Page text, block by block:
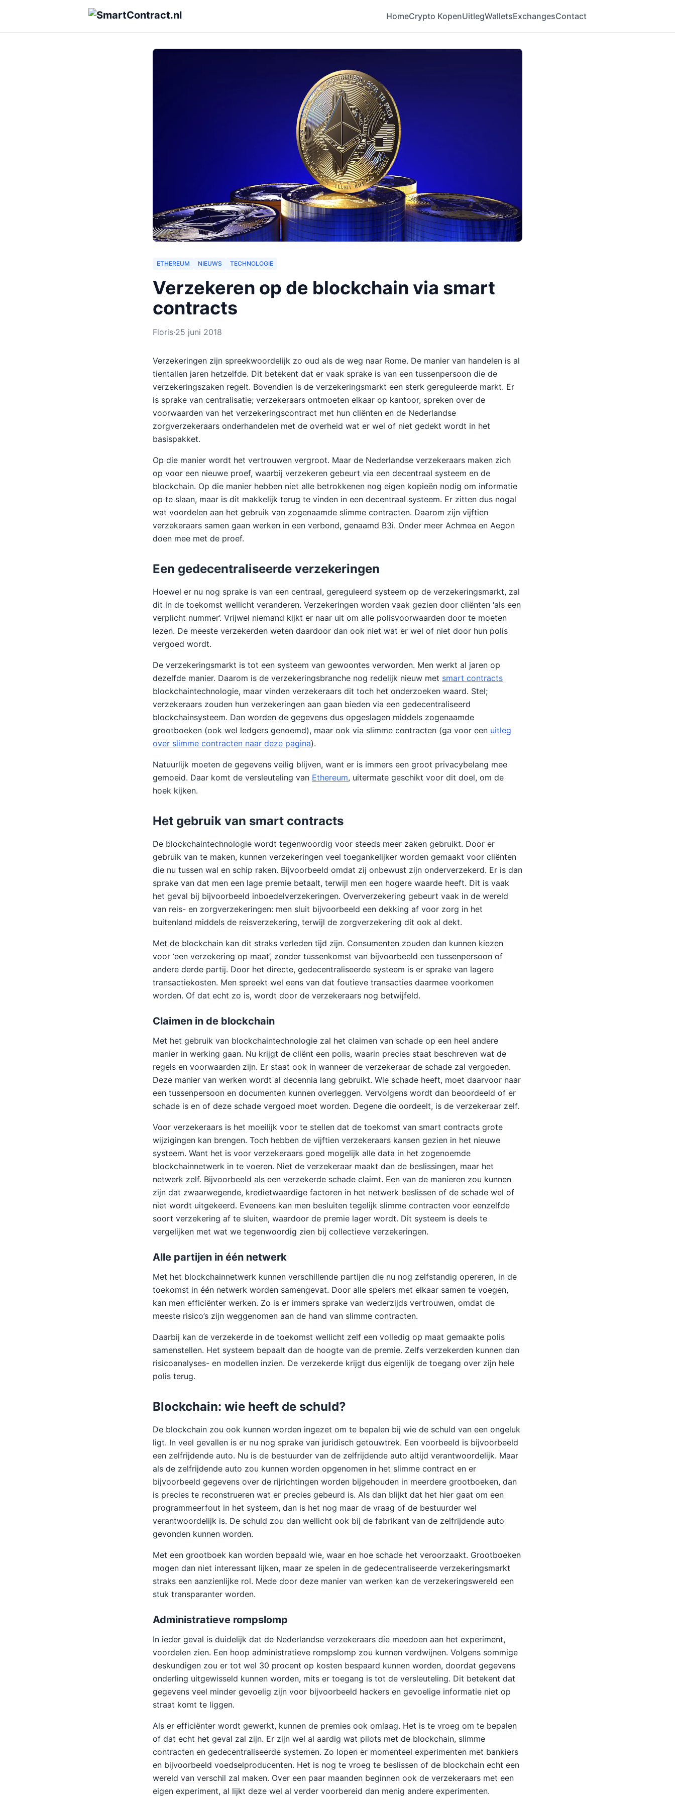
HomeCrypto KopenUitlegWalletsExchangesContact
ETHEREUM NIEUWS TECHNOLOGIE
Verzekeren op de blockchain via smart
contracts
Floris·25 juni 2018
Verzekeringen zijn spreekwoordelijk zo oud als de weg naar Rome. De manier van handelen is al
tientallen jaren hetzelfde. Dit betekent dat er vaak sprake is van een tussenpersoon die de
verzekeringszaken regelt. Bovendien is de verzekeringsmarkt een sterk gereguleerde markt. Er
is sprake van centralisatie; verzekeraars ontmoeten elkaar op kantoor, spreken over de
voorwaarden van het verzekeringscontract met hun cliënten en de Nederlandse
zorgverzekeraars onderhandelen met de overheid wat er wel of niet gedekt wordt in het
basispakket.
Op die manier wordt het vertrouwen vergroot. Maar de Nederlandse verzekeraars maken zich
op voor een nieuwe proef, waarbij verzekeren gebeurt via een decentraal systeem en de
blockchain. Op die manier hebben niet alle betrokkenen nog eigen kopieën nodig om informatie
op te slaan, maar is dit makkelijk terug te vinden in een decentraal systeem. Er zitten dus nogal
wat voordelen aan het gebruik van zogenaamde slimme contracten. Daarom zijn vijftien
verzekeraars samen gaan werken in een verbond, genaamd B3i. Onder meer Achmea en Aegon
doen mee met de proef.
Een gedecentraliseerde verzekeringen
Hoewel er nu nog sprake is van een centraal, gereguleerd systeem op de verzekeringsmarkt, zal
dit in de toekomst wellicht veranderen. Verzekeringen worden vaak gezien door cliënten ‘als een
verplicht nummer’. Vrijwel niemand kijkt er naar uit om alle polisvoorwaarden door te moeten
lezen. De meeste verzekerden weten daardoor dan ook niet wat er wel of niet door hun polis
vergoed wordt.
De verzekeringsmarkt is tot een systeem van gewoontes verworden. Men werkt al jaren op
dezelfde manier. Daarom is de verzekeringsbranche nog redelijk nieuw met smart contracts
blockchaintechnologie, maar vinden verzekeraars dit toch het onderzoeken waard. Stel;
verzekeraars zouden hun verzekeringen aan gaan bieden via een gedecentraliseerd
blockchainsysteem. Dan worden de gegevens dus opgeslagen middels zogenaamde
grootboeken (ook wel ledgers genoemd), maar ook via slimme contracten (ga voor een uitleg
over slimme contracten naar deze pagina).
Natuurlijk moeten de gegevens veilig blijven, want er is immers een groot privacybelang mee
gemoeid. Daar komt de versleuteling van Ethereum, uitermate geschikt voor dit doel, om de
hoek kijken.
Het gebruik van smart contracts
De blockchaintechnologie wordt tegenwoordig voor steeds meer zaken gebruikt. Door er
gebruik van te maken, kunnen verzekeringen veel toegankelijker worden gemaakt voor cliënten
die nu tussen wal en schip raken. Bijvoorbeeld omdat zij onbewust zijn onderverzekerd. Er is dan
sprake van dat men een lage premie betaalt, terwijl men een hogere waarde heeft. Dit is vaak
het geval bij bijvoorbeeld inboedelverzekeringen. Oververzekering gebeurt vaak in de wereld
van reis- en zorgverzekeringen: men sluit bijvoorbeeld een dekking af voor zorg in het
buitenland middels de reisverzekering, terwijl de zorgverzekering dit ook al dekt.
Met de blockchain kan dit straks verleden tijd zijn. Consumenten zouden dan kunnen kiezen
voor ‘een verzekering op maat’, zonder tussenkomst van bijvoorbeeld een tussenpersoon of
andere derde partij. Door het directe, gedecentraliseerde systeem is er sprake van lagere
transactiekosten. Men spreekt wel eens van dat foutieve transacties daarmee voorkomen
worden. Of dat echt zo is, wordt door de verzekeraars nog betwijfeld.
Claimen in de blockchain
Met het gebruik van blockchaintechnologie zal het claimen van schade op een heel andere
manier in werking gaan. Nu krijgt de cliënt een polis, waarin precies staat beschreven wat de
regels en voorwaarden zijn. Er staat ook in wanneer de verzekeraar de schade zal vergoeden.
Deze manier van werken wordt al decennia lang gebruikt. Wie schade heeft, moet daarvoor naar
een tussenpersoon en documenten kunnen overleggen. Vervolgens wordt dan beoordeeld of er
schade is en of deze schade vergoed moet worden. Degene die oordeelt, is de verzekeraar zelf.
Voor verzekeraars is het moeilijk voor te stellen dat de toekomst van smart contracts grote
wijzigingen kan brengen. Toch hebben de vijftien verzekeraars kansen gezien in het nieuwe
systeem. Want het is voor verzekeraars goed mogelijk alle data in het zogenoemde
blockchainnetwerk in te voeren. Niet de verzekeraar maakt dan de beslissingen, maar het
netwerk zelf. Bijvoorbeeld als een verzekerde schade claimt. Een van de manieren zou kunnen
zijn dat zwaarwegende, kredietwaardige factoren in het netwerk beslissen of de schade wel of
niet wordt uitgekeerd. Eveneens kan men besluiten tegelijk slimme contracten voor eenzelfde
soort verzekering af te sluiten, waardoor de premie lager wordt. Dit systeem is deels te
vergelijken met wat we tegenwoordig zien bij collectieve verzekeringen.
Alle partijen in één netwerk
Met het blockchainnetwerk kunnen verschillende partijen die nu nog zelfstandig opereren, in de
toekomst in één netwerk worden samengevat. Door alle spelers met elkaar samen te voegen,
kan men efficiënter werken. Zo is er immers sprake van wederzijds vertrouwen, omdat de
meeste risico’s zijn weggenomen aan de hand van slimme contracten.
Daarbij kan de verzekerde in de toekomst wellicht zelf een volledig op maat gemaakte polis
samenstellen. Het systeem bepaalt dan de hoogte van de premie. Zelfs verzekerden kunnen dan
risicoanalyses- en modellen inzien. De verzekerde krijgt dus eigenlijk de toegang over zijn hele
polis terug.
Blockchain: wie heeft de schuld?
De blockchain zou ook kunnen worden ingezet om te bepalen bij wie de schuld van een ongeluk
ligt. In veel gevallen is er nu nog sprake van juridisch getouwtrek. Een voorbeeld is bijvoorbeeld
een zelfrijdende auto. Nu is de bestuurder van de zelfrijdende auto altijd verantwoordelijk. Maar
als de zelfrijdende auto zou kunnen worden opgenomen in het slimme contract en er
bijvoorbeeld gegevens over de rijrichtingen worden bijgehouden in meerdere grootboeken, dan
is precies te reconstrueren wat er precies gebeurd is. Als dan blijkt dat het hier gaat om een
programmeerfout in het systeem, dan is het nog maar de vraag of de bestuurder wel
verantwoordelijk is. De schuld zou dan wellicht ook bij de fabrikant van de zelfrijdende auto
gevonden kunnen worden.
Met een grootboek kan worden bepaald wie, waar en hoe schade het veroorzaakt. Grootboeken
mogen dan niet interessant lijken, maar ze spelen in de gedecentraliseerde verzekeringsmarkt
straks een aanzienlijke rol. Mede door deze manier van werken kan de verzekeringswereld een
stuk transparanter worden.
Administratieve rompslomp
In ieder geval is duidelijk dat de Nederlandse verzekeraars die meedoen aan het experiment,
voordelen zien. Een hoop administratieve rompslomp zou kunnen verdwijnen. Volgens sommige
deskundigen zou er tot wel 30 procent op kosten bespaard kunnen worden, doordat gegevens
onderling uitgewisseld kunnen worden, mits er toegang is tot de versleuteling. Dit betekent dat
gegevens veel minder gevoelig zijn voor bijvoorbeeld hackers en gevoelige informatie niet op
straat komt te liggen.
Als er efficiënter wordt gewerkt, kunnen de premies ook omlaag. Het is te vroeg om te bepalen
of dat echt het geval zal zijn. Er zijn wel al aardig wat pilots met de blockchain, slimme
contracten en gedecentraliseerde systemen. Zo lopen er momenteel experimenten met bankiers
en bijvoorbeeld voedselproducenten. Het is nog te vroeg te beslissen of de blockchain echt een
wereld van verschil zal maken. Over een paar maanden beginnen ook de verzekeraars met een
eigen experiment, al lijkt deze wel al verder voorbereid dan menig andere experimenten.